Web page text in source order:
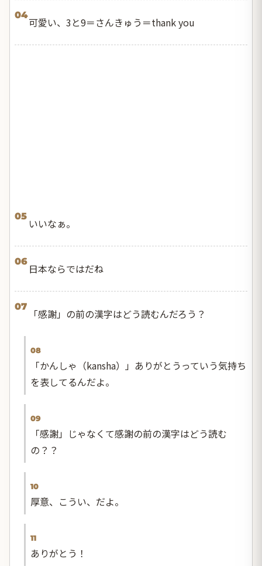
04
可愛い、3と9＝さんきゅう＝thank you
05
いいなぁ。
06
日本ならではだね
07
「感謝」の前の漢字はどう読むんだろう？
08
「かんしゃ（kansha）」ありがとうっていう気持ち
を表してるんだよ。
09
「感謝」じゃなくて感謝の前の漢字はどう読む
の？？
10
厚意、こうい、だよ。
11
ありがとう！